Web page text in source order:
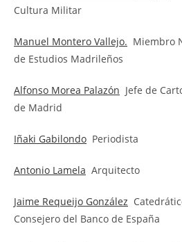
Cultura Militar
Manuel Montero Vallejo. Miembro
de Estudios Madrileños
Alfonso Morea Palazón Jefe de
de Madrid
Iñaki Gabilondo Periodista
Antonio Lamela Arquitecto
Jaime Requeijo González
Consejero del Banco de España